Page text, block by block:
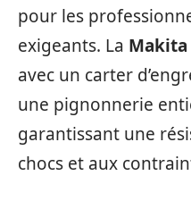
pour les
exigeants. La Makita
avec un carter
une pignonnerie
garantissant une
chocs et aux